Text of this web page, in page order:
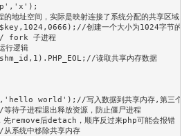
址空间，实际是映射连接了系统分配的共享区域（
创建一个大小为1024字节的共享内
子进程
逻辑
读取共享内存数据
world');//写入数据到共享内存,第三个参数
进程退出释放资源，防止僵尸进程
remove后detach，顺序反过来php可能会报错
统中移除共享内存